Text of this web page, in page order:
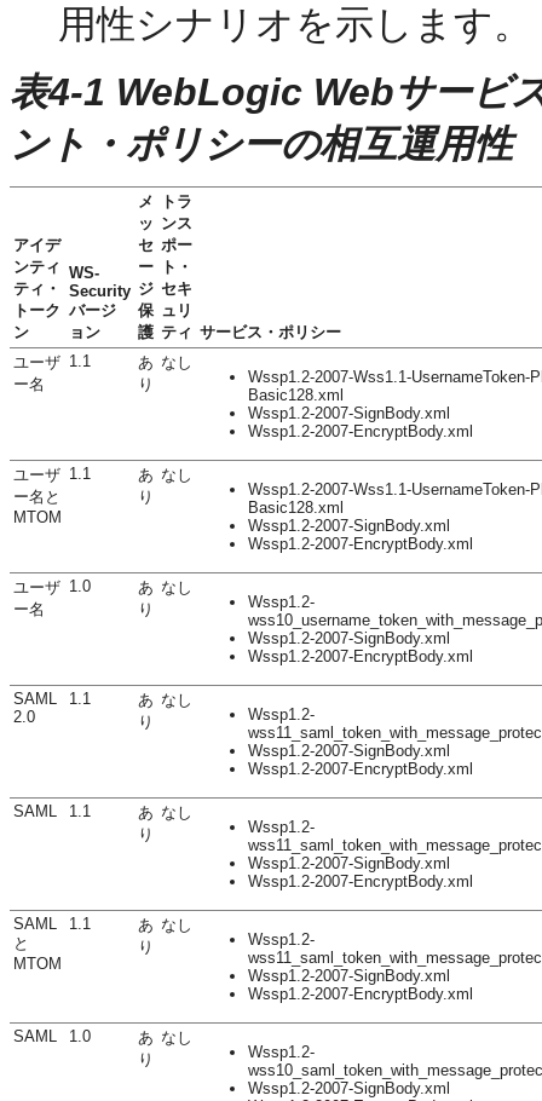
用性シナリオを示します。
表4-1 WebLogic Webサービ
ント・ポリシーの相互運用性
アイデ
ンティ
ティ・
トーク
ン
WS-
Security
バージ
ョン
メ
ッ
セ
ー
ジ
保
護
トラ
ンス
ポー
ト・
セキ
ュリ
ティ サービス・ポリシー
ユーザ
ー名
1.1
あ
り
なし
Wssp1.2-2007-Wss1.1-UsernameToken-
Basic128.xml
Wssp1.2-2007-SignBody.xml
Wssp1.2-2007-EncryptBody.xml
ユーザ
ー名と
MTOM
1.1
あ
り
なし
Wssp1.2-2007-Wss1.1-UsernameToken-
Basic128.xml
Wssp1.2-2007-SignBody.xml
Wssp1.2-2007-EncryptBody.xml
ユーザ
ー名
1.0
あ
り
なし
Wssp1.2-
Wssp1.2-2007-SignBody.xml
Wssp1.2-2007-EncryptBody.xml
SAML
2.0
1.1
あ
り
なし
Wssp1.2-
Wssp1.2-2007-SignBody.xml
Wssp1.2-2007-EncryptBody.xml
SAML 1.1
あ
り
なし
Wssp1.2-
Wssp1.2-2007-SignBody.xml
Wssp1.2-2007-EncryptBody.xml
SAML
と
MTOM
1.1
あ
り
なし
Wssp1.2-
Wssp1.2-2007-SignBody.xml
Wssp1.2-2007-EncryptBody.xml
SAML 1.0
あ
り
なし
Wssp1.2-
Wssp1.2-2007-SignBody.xml